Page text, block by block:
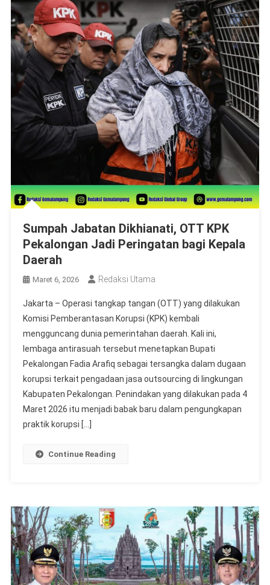
Sumpah Jabatan Dikhianati, OTT KPK
Pekalongan Jadi Peringatan bagi Kepala
Daerah
Maret 6, 2026 Redaksi Utama
Jakarta – Operasi tangkap tangan (OTT) yang dilakukan
Komisi Pemberantasan Korupsi (KPK) kembali
mengguncang dunia pemerintahan daerah. Kali ini,
lembaga antirasuah tersebut menetapkan Bupati
Pekalongan Fadia Arafiq sebagai tersangka dalam dugaan
korupsi terkait pengadaan jasa outsourcing di lingkungan
Kabupaten Pekalongan. Penindakan yang dilakukan pada 4
Maret 2026 itu menjadi babak baru dalam pengungkapan
praktik korupsi […]
Continue Reading